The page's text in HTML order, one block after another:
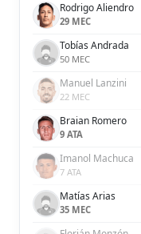
Rodrigo Aliendro
29 MEC
Tobías Andrada
50 MEC
Manuel Lanzini
22 MEC
Braian Romero
9 ATA
Imanol Machuca
7 ATA
Matías Arias
35 MEC